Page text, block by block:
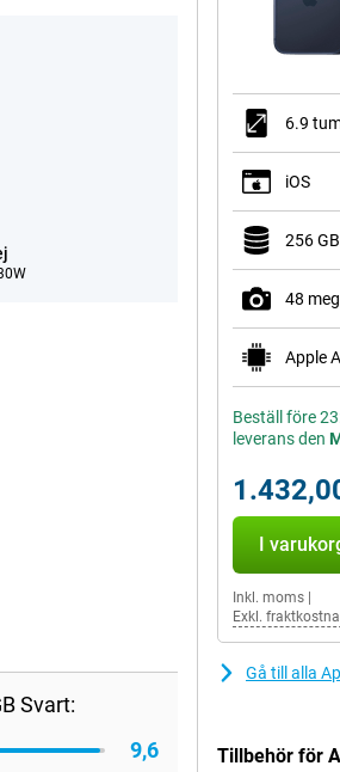
Svart:
9,6
6.9
iOS
256 GB
48
Apple
Beställ före
leverans den
I
Inkl. moms
Exkl.
Gå till alla
Tillbehör för